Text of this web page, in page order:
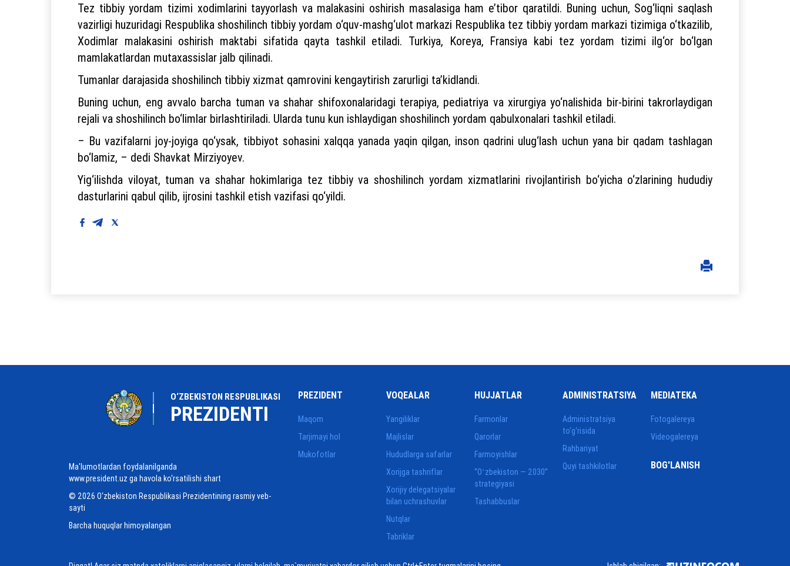
Tez tibbiy yordam tizimi xodimlarini tayyorlash va malakasini oshirish masalasiga ham e’tibor qaratildi. Buning uchun, Sog‘liqni saqlash
vazirligi huzuridagi Respublika shoshilinch tibbiy yordam o‘quv-mashg‘ulot markazi Respublika tez tibbiy yordam markazi tizimiga o‘tkazilib,
Xodimlar malakasini oshirish maktabi sifatida qayta tashkil etiladi. Turkiya, Koreya, Fransiya kabi tez yordam tizimi ilg‘or bo‘lgan
mamlakatlardan mutaxassislar jalb qilinadi.
Tumanlar darajasida shoshilinch tibbiy xizmat qamrovini kengaytirish zarurligi ta’kidlandi.
Buning uchun, eng avvalo barcha tuman va shahar shifoxonalaridagi terapiya, pediatriya va xirurgiya yo‘nalishida bir-birini takrorlaydigan
rejali va shoshilinch bo‘limlar birlashtiriladi. Ularda tunu kun ishlaydigan shoshilinch yordam qabulxonalari tashkil etiladi.
– Bu vazifalarni joy-joyiga qo‘ysak, tibbiyot sohasini xalqqa yanada yaqin qilgan, inson qadrini ulug‘lash uchun yana bir qadam tashlagan
bo‘lamiz, – dedi Shavkat Mirziyoyev.
Yig‘ilishda viloyat, tuman va shahar hokimlariga tez tibbiy va shoshilinch yordam xizmatlarini rivojlantirish bo‘yicha o‘zlarining hududiy
dasturlarini qabul qilib, ijrosini tashkil etish vazifasi qo‘yildi.
O‘ZBEKISTON RESPUBLIKASI
PREZIDENTI
Ma'lumotlardan foydalanilganda
www.president.uz ga havola ko‘rsatilishi shart
© 2026 O‘zbekiston Respublikasi Prezidentining rasmiy veb-
sayti
Barcha huquqlar himoyalangan
PREZIDENT
Maqom
Tarjimayi hol
Mukofotlar
VOQEALAR
Yangiliklar
Majlislar
Hududlarga safarlar
Xorijga tashriflar
Xorijiy delegatsiyalar
bilan uchrashuvlar
Nutqlar
Tabriklar
HUJJATLAR
Farmonlar
Qarorlar
Farmoyishlar
“Oʻzbekiston — 2030”
strategiyasi
Tashabbuslar
ADMINISTRATSIYA
Administratsiya
to‘g‘risida
Rahbariyat
Quyi tashkilotlar
MEDIATEKA
Fotogalereya
Videogalereya
BOG'LANISH